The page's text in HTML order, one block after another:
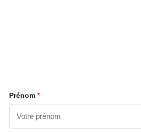
Prénom *